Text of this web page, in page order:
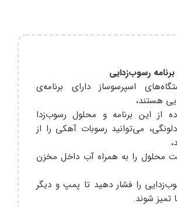
اسپرسوساز دارای برنامه‌ی
هستند،
از این برنامه و محلول رسوب‌زدا
می‌توانید رسوبات آهکی را از
محلول را به همراه آب داخل مخزن
را فشار دهید تا پمپ و دیگر
شوند.